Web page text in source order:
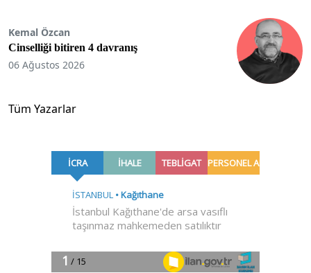
Kemal Özcan
Cinselliği bitiren 4 davranış
06 Ağustos 2026
Tüm Yazarlar